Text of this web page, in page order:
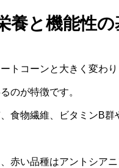
養と機能性の
トコーンと大きく変わ
のが特徴です。
食物繊維、ビタミンB群
赤い品種はアントシア